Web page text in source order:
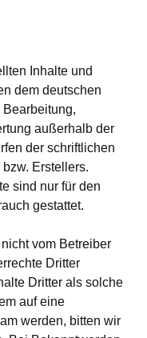
Inhalte und
dem deutschen
außerhalb der
der schriftlichen
Erstellers.
sind nur für den
gestattet.
vom Betreiber
Dritter
Dritter als solche
auf eine
werden, bitten wir